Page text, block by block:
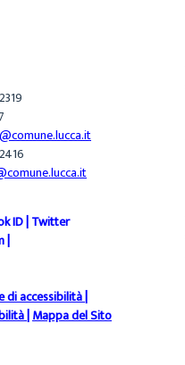
ID|Twitter
|
di accessibilità|
|Mappa del Sito